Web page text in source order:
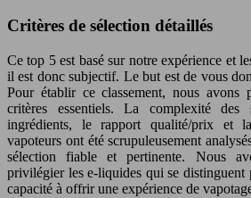
Critères de sélection détaillés
Ce top 5 est basé sur notre expérience et
il est donc subjectif. Le but est de vous
Pour établir ce classement, nous avons
critères essentiels. La complexité des
ingrédients, le rapport qualité/prix et
vapoteurs ont été scrupuleusement
sélection fiable et pertinente. Nous
privilégier les e-liquides qui se
capacité à offrir une expérience de